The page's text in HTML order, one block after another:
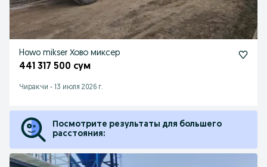
Howo mikser Хово миксер
441 317 500 сум
Чиракчи - 13 июля 2026 г.
Посмотрите результаты для большего
расстояния: